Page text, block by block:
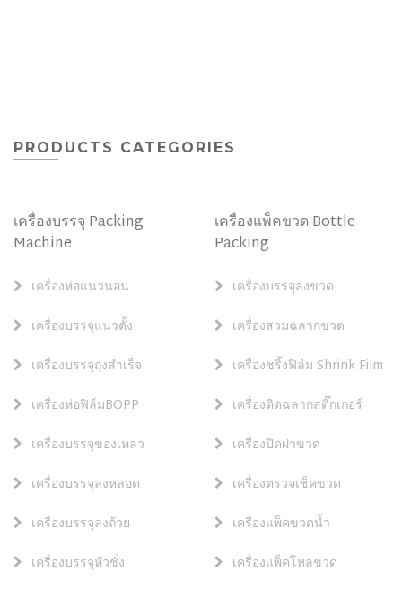
PRODUCTS CATEGORIES
เครื่องบรรจุ Packing
Machine
เครื่องห่อแนวนอน
เครื่องบรรจุแนวตั้ง
เครื่องบรรจุถุงสำเร็จ
เครื่องห่อฟิล์มBOPP
เครื่องบรรจุของเหลว
เครื่องบรรจุลงหลอด
เครื่องบรรจุลงถ้วย
เครื่องบรรจุหัวชั่ง
เครื่องแพ็คขวด Bottle
Packing
เครื่องบรรจุลงขวด
เครื่องสวมฉลากขวด
เครื่องชริ้งฟิล์ม Shrink Film
เครื่องติดฉลากสติ๊กเกอร์
เครื่องปิดฝาขวด
เครื่องตรวจเช็คขวด
เครื่องแพ็คขวดน้ำ
เครื่องแพ็คโหลขวด